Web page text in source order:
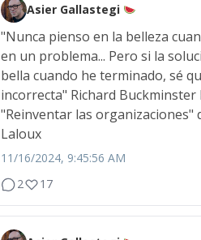
Asier Gallastegi
"Nunca pienso en la belleza
en un problema... Pero si la
bella cuando he terminado, sé
incorrecta" Richard Buckminster
"Reinventar las organizaciones"
Laloux
11/16/2024, 9:45:56 AM
2
17